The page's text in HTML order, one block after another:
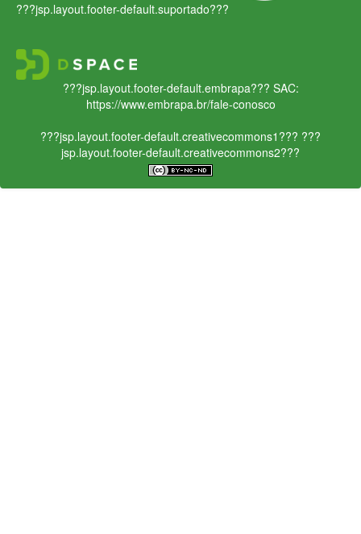
???jsp.layout.footer-default.suportado???
???jsp.layout.footer-default.embrapa??? SAC:
https://www.embrapa.br/fale-conosco
???jsp.layout.footer-default.creativecommons1??? ???
jsp.layout.footer-default.creativecommons2???